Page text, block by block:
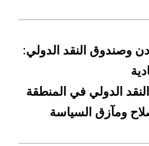
وصندوق النقد الدولي:
الدولي في المنطقة
ومآزق السياسة